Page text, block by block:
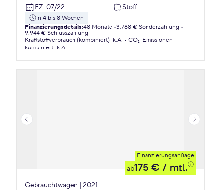
EZ: 07/22 Stoff
in 4 bis 8 Wochen
Finanzierungsdetails:48 Monate 3.788 € Sonderzahlung
9.944 € Schlusszahlung
Kraftstoffverbrauch (kombiniert): k.A.
CO₂-Emissionen
kombiniert: k.A.
Finanzierungsanfrage
ab175 € / mtl.
Gebrauchtwagen | 2021